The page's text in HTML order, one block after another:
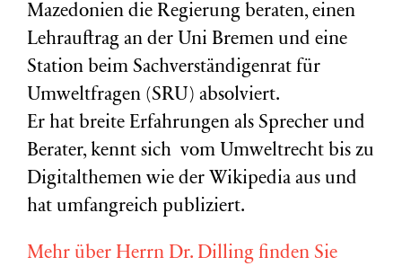
Mazedonien die Regierung beraten, einen
Lehrauftrag an der Uni Bremen und eine
Station beim Sachverständigenrat für
Umweltfragen (SRU) absolviert.
Er hat breite Erfahrungen als Sprecher und
Berater, kennt sich vom Umweltrecht bis zu
Digitalthemen wie der Wikipedia aus und
hat umfangreich publiziert.
Mehr über Herrn Dr. Dilling finden Sie